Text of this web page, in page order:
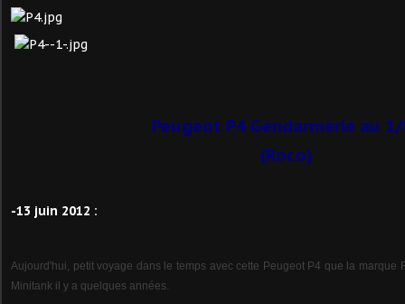
Peugeot P4 Gendarmerie au
(Roco)
-13 juin 2012 :
Aujourd'hui, petit voyage dans le temps avec cette Peugeot P4 que la marque
Minitank il y a quelques années.